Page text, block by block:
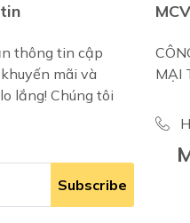
thông tin cập
mãi và
lắng! Chúng tôi
Subscribe
MẠI